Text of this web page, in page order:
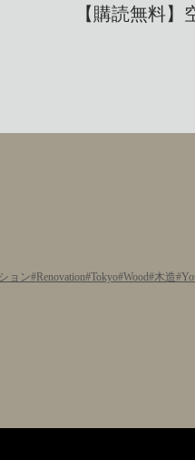
【購読無料
ョン Renovation Tokyo Wood 木造